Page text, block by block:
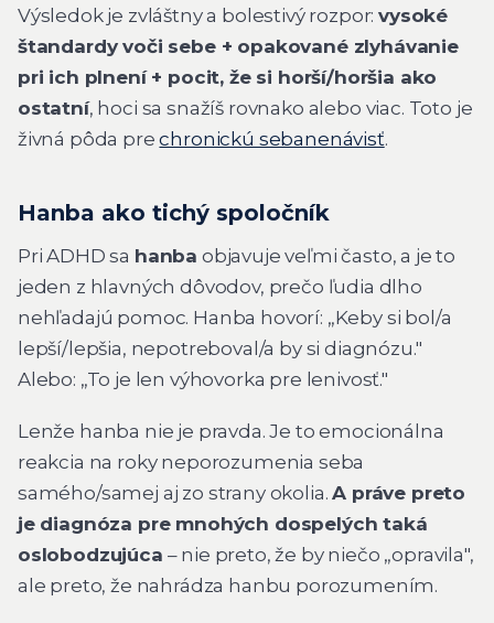
Výsledok je zvláštny a bolestivý rozpor:vysoké
štandardy voči sebe + opakované zlyhávanie
pri ich plnení + pocit, že si horší/horšia ako
ostatní, hoci sa snažíš rovnako alebo viac. Toto je
živná pôda prechronickú sebanenávisť.
Hanba ako tichý spoločník
Pri ADHD sa hanba objavuje veľmi často, a je to
jeden z hlavných dôvodov, prečo ľudia dlho
nehľadajú pomoc. Hanba hovorí: „Keby si bol/a
lepší/lepšia, nepotreboval/a by si diagnózu."
Alebo: „To je len výhovorka pre lenivosť."
Lenže hanba nie je pravda. Je to emocionálna
reakcia na roky neporozumenia seba
samého/samej aj zo strany okolia.A práve preto
je diagnóza pre mnohých dospelých taká
oslobodzujúca – nie preto, že by niečo „opravila",
ale preto, že nahrádza hanbu porozumením.